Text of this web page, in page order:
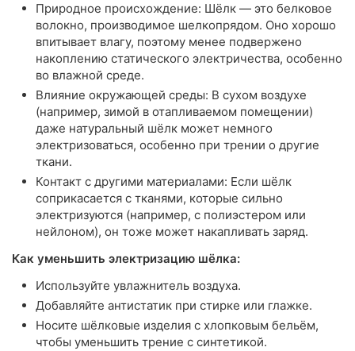
Природное происхождение: Шёлк — это белковое
волокно, производимое шелкопрядом. Оно хорошо
впитывает влагу, поэтому менее подвержено
накоплению статического электричества, особенно
во влажной среде.
Влияние окружающей среды: В сухом воздухе
(например, зимой в отапливаемом помещении)
даже натуральный шёлк может немного
электризоваться, особенно при трении о другие
ткани.
Контакт с другими материалами: Если шёлк
соприкасается с тканями, которые сильно
электризуются (например, с полиэстером или
нейлоном), он тоже может накапливать заряд.
Как уменьшить электризацию шёлка:
Используйте увлажнитель воздуха.
Добавляйте антистатик при стирке или глажке.
Носите шёлковые изделия с хлопковым бельём,
чтобы уменьшить трение с синтетикой.